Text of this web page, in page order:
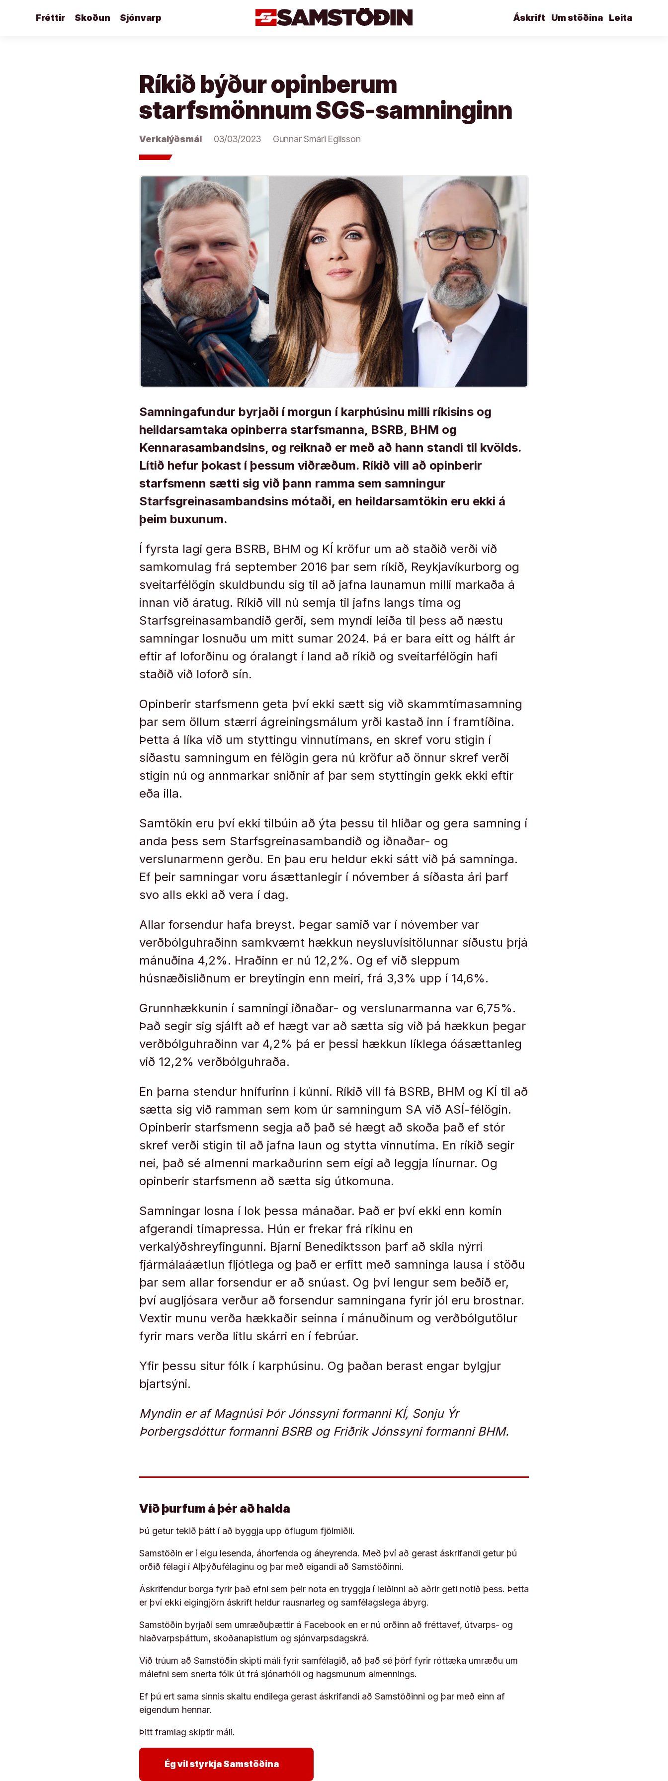
Fréttir Skoðun Sjónvarp Leita
Um stöðina
Áskrift
Ríkið býður opinberum
starfsmönnum SGS-samninginn
Verkalýðsmál 03/03/2023 Gunnar Smári Egilsson
Samningafundur byrjaði í morgun í karphúsinu milli ríkisins og
heildarsamtaka opinberra starfsmanna, BSRB, BHM og
Kennarasambandsins, og reiknað er með að hann standi til kvölds.
Lítið hefur þokast í þessum viðræðum. Ríkið vill að opinberir
starfsmenn sætti sig við þann ramma sem samningur
Starfsgreinasambandsins mótaði, en heildarsamtökin eru ekki á
þeim buxunum.
Í fyrsta lagi gera BSRB, BHM og KÍ kröfur um að staðið verði við
samkomulag frá september 2016 þar sem ríkið, Reykjavíkurborg og
sveitarfélögin skuldbundu sig til að jafna launamun milli markaða á
innan við áratug. Ríkið vill nú semja til jafns langs tíma og
Starfsgreinasambandið gerði, sem myndi leiða til þess að næstu
samningar losnuðu um mitt sumar 2024. Þá er bara eitt og hálft ár
eftir af loforðinu og óralangt í land að ríkið og sveitarfélögin hafi
staðið við loforð sín.
Opinberir starfsmenn geta því ekki sætt sig við skammtímasamning
þar sem öllum stærri ágreiningsmálum yrði kastað inn í framtíðina.
Þetta á líka við um styttingu vinnutímans, en skref voru stigin í
síðastu samningum en félögin gera nú kröfur að önnur skref verði
stigin nú og annmarkar sniðnir af þar sem styttingin gekk ekki eftir
eða illa.
Samtökin eru því ekki tilbúin að ýta þessu til hliðar og gera samning í
anda þess sem Starfsgreinasambandið og iðnaðar- og
verslunarmenn gerðu. En þau eru heldur ekki sátt við þá samninga.
Ef þeir samningar voru ásættanlegir í nóvember á síðasta ári þarf
svo alls ekki að vera í dag.
Allar forsendur hafa breyst. Þegar samið var í nóvember var
verðbólguhraðinn samkvæmt hækkun neysluvísitölunnar síðustu þrjá
mánuðina 4,2%. Hraðinn er nú 12,2%. Og ef við sleppum
húsnæðisliðnum er breytingin enn meiri, frá 3,3% upp í 14,6%.
Grunnhækkunin í samningi iðnaðar- og verslunarmanna var 6,75%.
Það segir sig sjálft að ef hægt var að sætta sig við þá hækkun þegar
verðbólguhraðinn var 4,2% þá er þessi hækkun líklega óásættanleg
við 12,2% verðbólguhraða.
En þarna stendur hnífurinn í kúnni. Ríkið vill fá BSRB, BHM og KÍ til að
sætta sig við ramman sem kom úr samningum SA við ASÍ-félögin.
Opinberir starfsmenn segja að það sé hægt að skoða það ef stór
skref verði stigin til að jafna laun og stytta vinnutíma. En ríkið segir
nei, það sé almenni markaðurinn sem eigi að leggja línurnar. Og
opinberir starfsmenn að sætta sig útkomuna.
Samningar losna í lok þessa mánaðar. Það er því ekki enn komin
afgerandi tímapressa. Hún er frekar frá ríkinu en
verkalýðshreyfingunni. Bjarni Benediktsson þarf að skila nýrri
fjármálaáætlun fljótlega og það er erfitt með samninga lausa í stöðu
þar sem allar forsendur er að snúast. Og því lengur sem beðið er,
því augljósara verður að forsendur samningana fyrir jól eru brostnar.
Vextir munu verða hækkaðir seinna í mánuðinum og verðbólgutölur
fyrir mars verða litlu skárri en í febrúar.
Yfir þessu situr fólk í karphúsinu. Og þaðan berast engar bylgjur
bjartsýni.
Myndin er af Magnúsi Þór Jónssyni formanni KÍ, Sonju Ýr
Þorbergsdóttur formanni BSRB og Friðrik Jónssyni formanni BHM.
Við þurfum á þér að halda
Þú getur tekið þátt í að byggja upp öflugum fjölmiðli.
Samstöðin er í eigu lesenda, áhorfenda og áheyrenda. Með því að gerast áskrifandi getur þú
orðið félagi í Alþýðufélaginu og þar með eigandi að Samstöðinni.
Áskrifendur borga fyrir það efni sem þeir nota en tryggja í leiðinni að aðrir geti notið þess. Þetta
er því ekki eigingjörn áskrift heldur rausnarleg og samfélagslega ábyrg.
Samstöðin byrjaði sem umræðuþættir á Facebook en er nú orðinn að fréttavef, útvarps- og
hlaðvarpsþáttum, skoðanapistlum og sjónvarpsdagskrá.
Við trúum að Samstöðin skipti máli fyrir samfélagið, að það sé þörf fyrir róttæka umræðu um
málefni sem snerta fólk út frá sjónarhóli og hagsmunum almennings.
Ef þú ert sama sinnis skaltu endilega gerast áskrifandi að Samstöðinni og þar með einn af
eigendum hennar.
Þitt framlag skiptir máli.
Ég vil styrkja Samstöðina